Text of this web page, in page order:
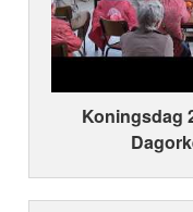
Koningsdag